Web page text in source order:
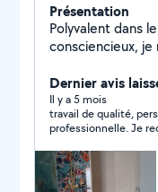
Présentation
Polyvalent dans
consciencieux, je
bande a
,toiture,etc...
Dernier avis
Il y a 5 mois
travail de qualité,